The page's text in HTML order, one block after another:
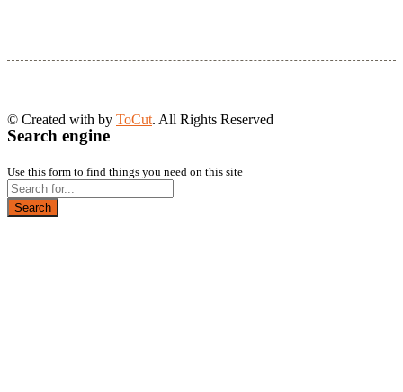
© Created with by ToCut. All Rights Reserved
Search engine
Use this form to find things you need on this site
Search